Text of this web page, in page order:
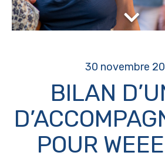
30 novembre
BILAN
POUR